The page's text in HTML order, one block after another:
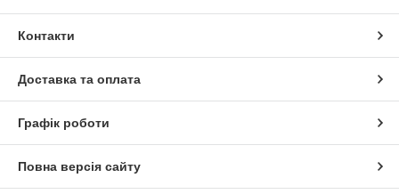
Контакти
Доставка та оплата
Графік роботи
Повна версія сайту